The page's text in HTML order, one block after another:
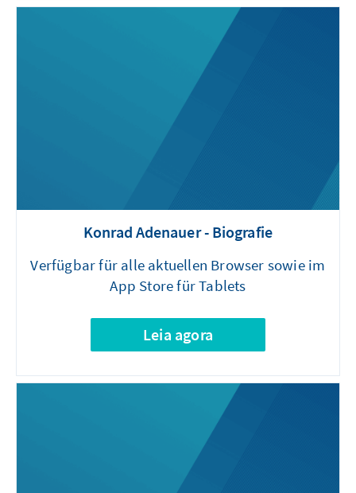
Konrad Adenauer - Biografie
Verfügbar für alle aktuellen Browser sowie im
App Store für Tablets
Leia agora